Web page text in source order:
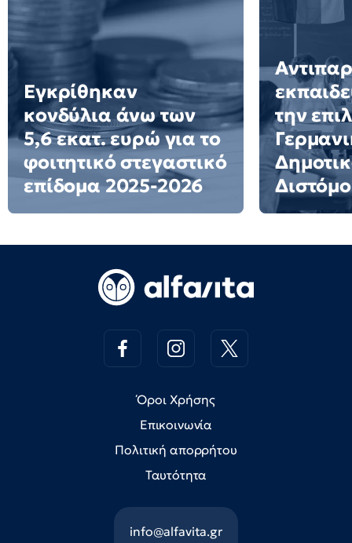
Εγκρίθηκαν
κονδύλια άνω των
5,6 εκατ. ευρώ για το
φοιτητικό στεγαστικό
επίδομα 2025-2026
την
Όροι Χρήσης
Επικοινωνία
Πολιτική απορρήτου
Ταυτότητα
info@alfavita.gr